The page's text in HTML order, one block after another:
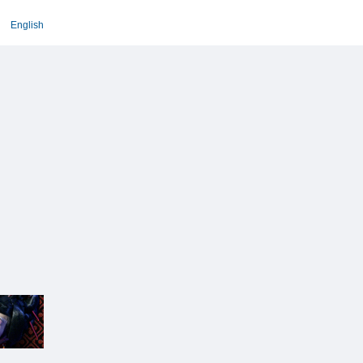
English